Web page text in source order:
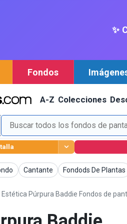
✨
Fondos
A-Z Colecciones
de pantalla
Cantante
Fondos de pantallaFondods De Plantas
Fondos de pantalla
Estética Púrpura Baddie Fondos de